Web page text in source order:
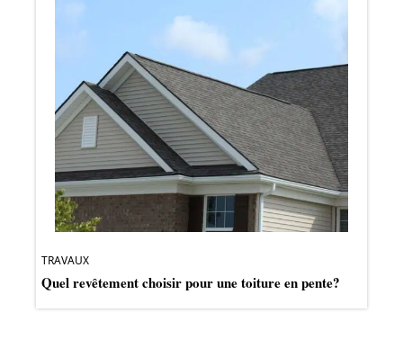
TRAVAUX
Quel revêtement choisir pour une toiture en pente?